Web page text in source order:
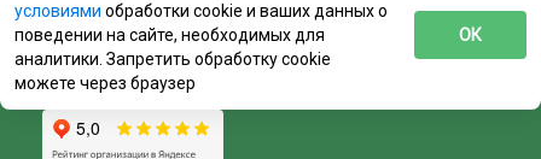
условиями обработки cookie и ваших данных о
поведении на сайте, необходимых для
аналитики. Запретить обработку cookie
можете через браузер
ОК